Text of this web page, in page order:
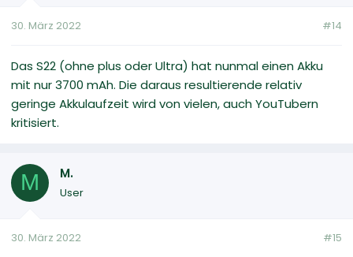
30. März 2022 #14
Das S22 (ohne plus oder Ultra) hat nunmal einen Akku
mit nur 3700 mAh. Die daraus resultierende relativ
geringe Akkulaufzeit wird von vielen, auch YouTubern
kritisiert.
M M.
User
30. März 2022 #15